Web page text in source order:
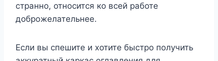
странно, относится ко всей работе
доброжелательнее.
Если вы спешите и хотите быстро получить